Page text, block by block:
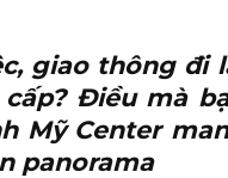
giao thông đi
Điều mà
Mỹ Center
panorama